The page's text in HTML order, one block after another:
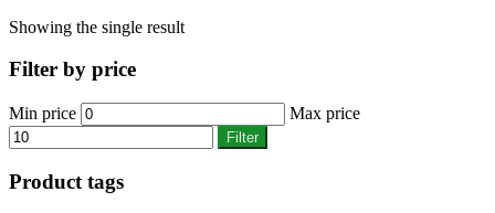
Showing the single result
Filter by price
Min price Max price
Filter
Product tags